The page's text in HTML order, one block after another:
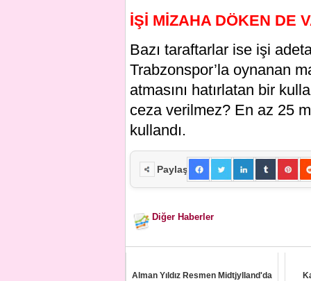
İŞİ MİZAHA DÖKEN DE
Bazı taraftarlar ise işi
Trabzonspor’la oynanan
atmasını hatırlatan bir
ceza verilmez? En az 25
kullandı.
Paylaş
Diğer Haberler
Alman Yıldız Resmen Midtjylland'da